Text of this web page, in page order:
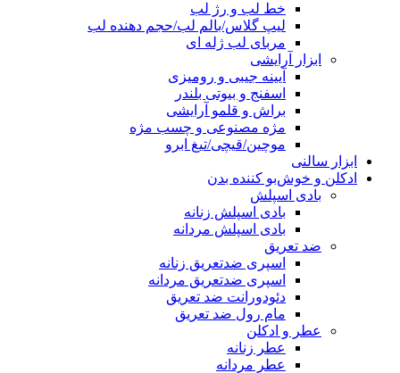
خط لب و رژ لب
لیپ گلاس/بالم لب/حجم دهنده لب
مربای لب ژله ای
ابزار آرایشی
آیینه جیبی و رومیزی
اسفنج و بیوتی بلندر
براش و قلمو آرایشی
مژه مصنوعی و چسب مژه
موچین/قیچی/تیغ ابرو
ابزار سالنی
ادکلن و خوش‌بو کننده بدن
بادی اسپلش
بادی اسپلش زنانه
بادی اسپلش مردانه
ضد تعریق
اسپری ضدتعریق زنانه
اسپری ضدتعریق مردانه
دئودورانت ضد تعریق
مام رول ضد تعریق
عطر و ادکلن
عطر زنانه
عطر مردانه